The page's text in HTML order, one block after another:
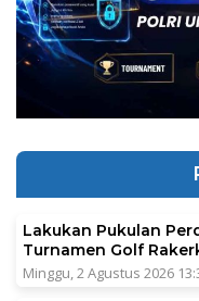
Lakukan Pukulan
Turnamen Golf
Minggu, 2 Agustus 2026